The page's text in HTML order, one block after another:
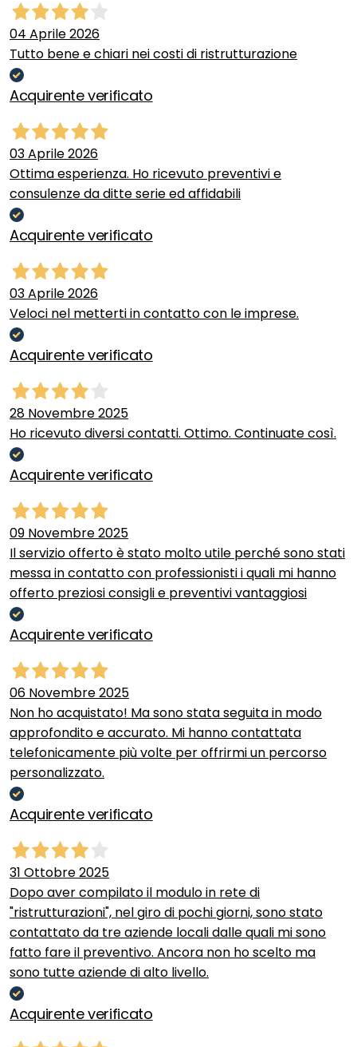
04 Aprile 2026
Tutto bene e chiari nei costi di ristrutturazione
Acquirente verificato
03 Aprile 2026
Ottima esperienza. Ho ricevuto preventivi e
consulenze da ditte serie ed affidabili
Acquirente verificato
03 Aprile 2026
Veloci nel metterti in contatto con le imprese.
Acquirente verificato
28 Novembre 2025
Ho ricevuto diversi contatti. Ottimo. Continuate così.
Acquirente verificato
09 Novembre 2025
Il servizio offerto è stato molto utile perché sono stati
messa in contatto con professionisti i quali mi hanno
offerto preziosi consigli e preventivi vantaggiosi
Acquirente verificato
06 Novembre 2025
Non ho acquistato! Ma sono stata seguita in modo
approfondito e accurato. Mi hanno contattata
telefonicamente più volte per offrirmi un percorso
personalizzato.
Acquirente verificato
31 Ottobre 2025
Dopo aver compilato il modulo in rete di
"ristrutturazioni", nel giro di pochi giorni, sono stato
contattato da tre aziende locali dalle quali mi sono
fatto fare il preventivo. Ancora non ho scelto ma
sono tutte aziende di alto livello.
Acquirente verificato